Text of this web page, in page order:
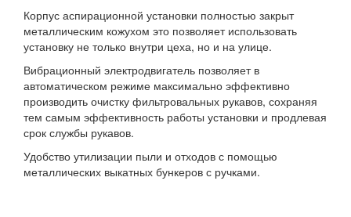
Корпус аспирационной установки полностью закрыт
металлическим кожухом это позволяет использовать
установку не только внутри цеха, но и на улице.
Вибрационный электродвигатель позволяет в
автоматическом режиме максимально эффективно
производить очистку фильтровальных рукавов, сохраняя
тем самым эффективность работы установки и продлевая
срок службы рукавов.
Удобство утилизации пыли и отходов с помощью
металлических выкатных бункеров с ручками.